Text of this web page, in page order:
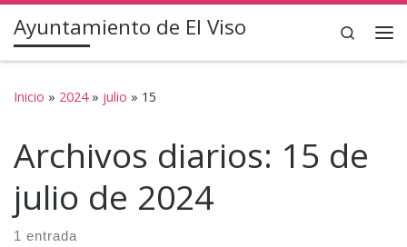
Saltar al contenido
Ayuntamiento de El Viso Search
Inicio » 2024 » julio » 15
Archivos diarios: 15 de
julio de 2024
1 entrada